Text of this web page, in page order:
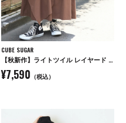
CUBE SUGAR
【秋新作】ライトツイル レイヤード 変形 スカート
¥7,590 （税込）